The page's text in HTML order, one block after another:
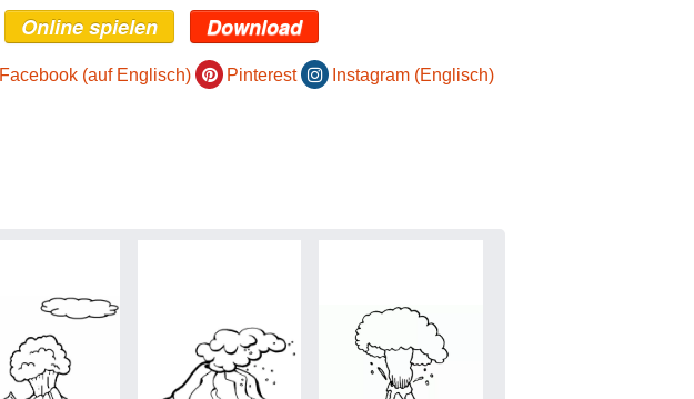
Online spielen Download
Facebook (auf Englisch) Pinterest
Instagram (Englisch)